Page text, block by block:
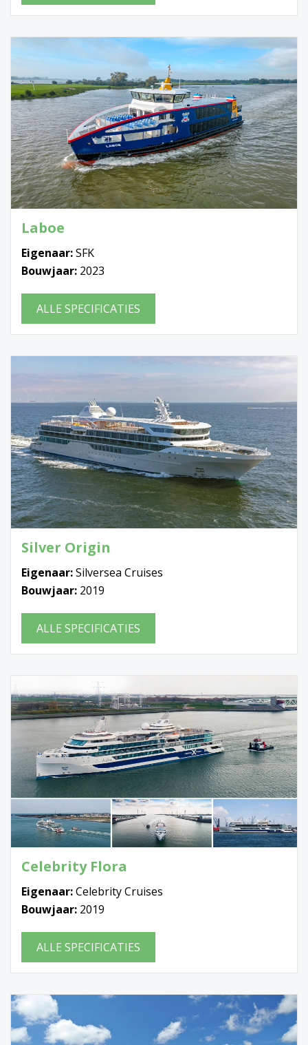
Laboe
Eigenaar:SFK
Bouwjaar: 2023
ALLE SPECIFICATIES
Silver Origin
Eigenaar:Silversea Cruises
Bouwjaar: 2019
ALLE SPECIFICATIES
Celebrity Flora
Eigenaar:Celebrity Cruises
Bouwjaar: 2019
ALLE SPECIFICATIES